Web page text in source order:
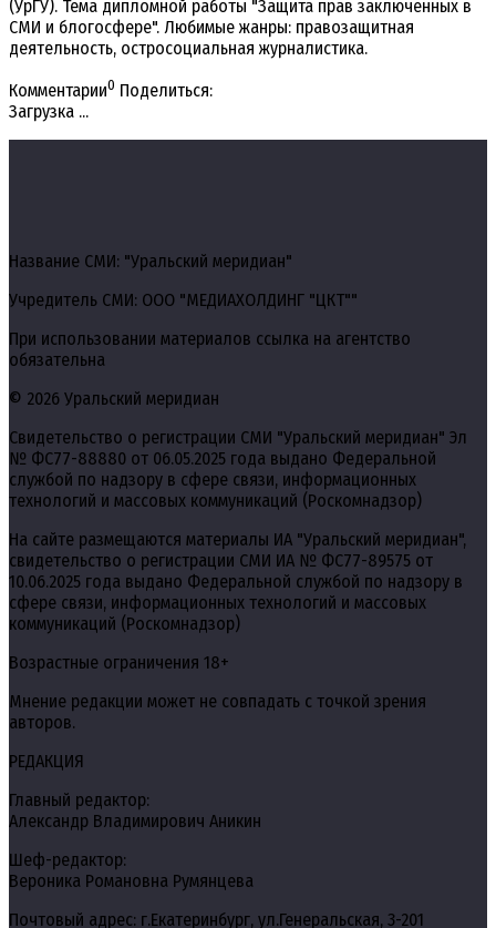
(УрГУ). Тема дипломной работы "Защита прав заключенных в
СМИ и блогосфере". Любимые жанры: правозащитная
деятельность, остросоциальная журналистика.
Комментарии0 Поделиться:
Загрузка ...
Название СМИ: "Уральский меридиан"
Учредитель СМИ: ООО "МЕДИАХОЛДИНГ "ЦКТ""
При использовании материалов ссылка на агентство
обязательна
© 2026 Уральский меридиан
Свидетельство о регистрации СМИ "Уральский меридиан" Эл
№ ФС77-88880 от 06.05.2025 года выдано Федеральной
службой по надзору в сфере связи, информационных
технологий и массовых коммуникаций (Роскомнадзор)
На сайте размещаются материалы ИА "Уральский меридиан",
свидетельство о регистрации СМИ ИА № ФС77-89575 от
10.06.2025 года выдано Федеральной службой по надзору в
сфере связи, информационных технологий и массовых
коммуникаций (Роскомнадзор)
Возрастные ограничения 18+
Мнение редакции может не совпадать с точкой зрения
авторов.
РЕДАКЦИЯ
Главный редактор:
Александр Владимирович Аникин
Шеф-редактор:
Вероника Романовна Румянцева
Почтовый адрес: г.Екатеринбург, ул.Генеральская, 3-201